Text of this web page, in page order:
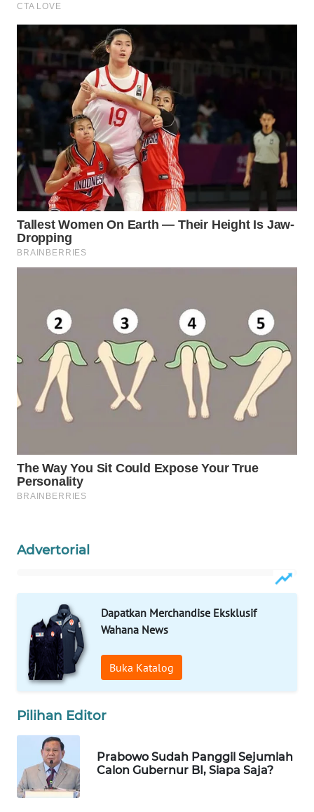
Advertorial
Dapatkan Merchandise Eksklusif
Wahana News
Buka Katalog
Pilihan Editor
Prabowo Sudah Panggil Sejumlah
Calon Gubernur BI, Siapa Saja?
TV
WAHANANEWS
ID
WAHANANEWS
CO ID
WAHANANEWS
NET
WAHANA
SPORT
WAHANA
UMKM
SELEB
WAHANA
PERSONA
WAHANA
OTOMOTIF
HEALTH
WISATA
WAHANA
Wahana
Network
KONSUMEN
LISTRIK
MASYARAKAT
KELISTRIKAN
WALINKI
ID